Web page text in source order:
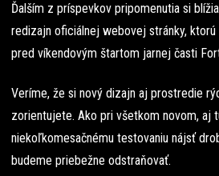
Ďalším z príspevkov pripomenutia si
redizajn oficiálnej webovej stránky,
pred víkendovým štartom jarnej časti
Veríme, že si nový dizajn aj prostredie
zorientujete. Ako pri všetkom novom, aj
niekoľkomesačnému testovaniu nájsť
budeme priebežne odstraňovať.